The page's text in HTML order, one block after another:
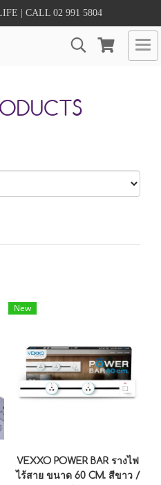
| CALL 02 991 5804
New
VEXXO POWER BAR รางไฟ
ไร้สาย ขนาด 60 CM. สีขาว /